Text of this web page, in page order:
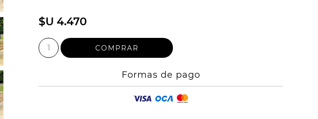
$U 4.470
Formas de pago